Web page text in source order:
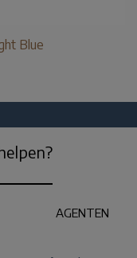
Blue
AGENTEN